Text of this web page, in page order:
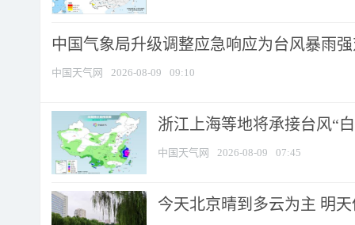
中国气象局升级调整应急响应为台风暴雨
中国天气网 2026-08-09 09:10
浙江上海等地将承接台风“
中国天气网 2026-08-09 07:45
今天北京晴到多云为主 明